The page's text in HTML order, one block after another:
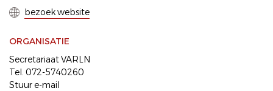
bezoek website
ORGANISATIE
Secretariaat VARLN
Tel. 072-5740260
Stuur e-mail